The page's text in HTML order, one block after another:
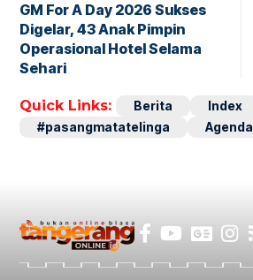
GM For A Day 2026 Sukses
Digelar, 43 Anak Pimpin
Operasional Hotel Selama
Sehari
Quick Links: Berita Index
#pasangmatatelinga
Agenda